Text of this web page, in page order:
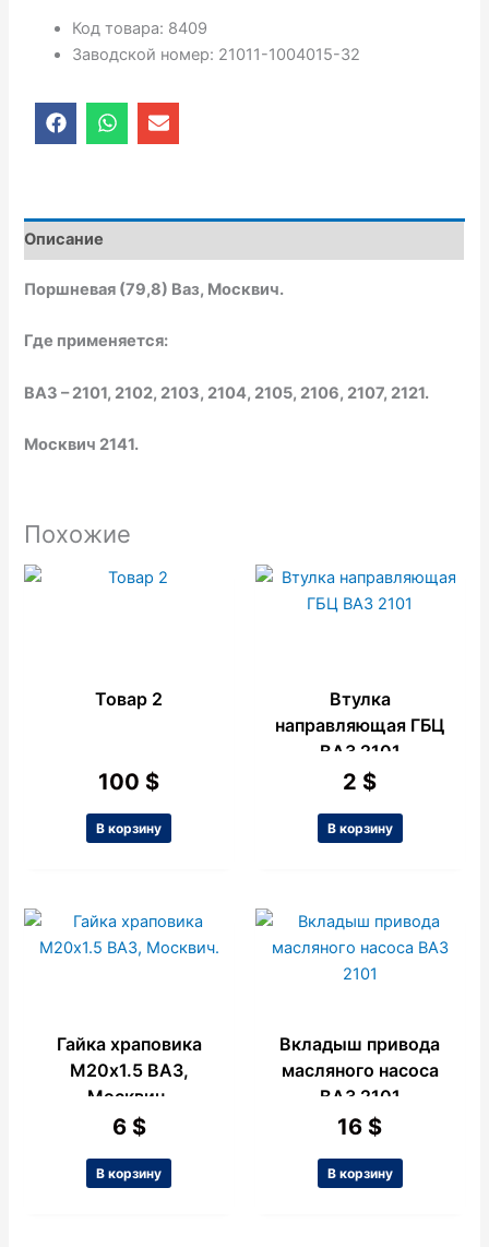
Код товара: 8409
Заводской номер: 21011-1004015-32
F
a
c
o
o
k
W
h
a
a
p
E
n
v
o
e
Описание
Поршневая (79,8) Ваз, Москвич.
Где применяется:
ВАЗ – 2101, 2102, 2103, 2104, 2105, 2106, 2107, 2121.
Москвич 2141.
Похожие
Товар 2
100 $
В корзину
Втулка
направляющая ГБЦ
ВАЗ 2101
2 $
В корзину
Гайка храповика
М20х1.5 ВАЗ,
Москвич.
6 $
В корзину
Вкладыш привода
масляного насоса
ВАЗ 2101
16 $
В корзину